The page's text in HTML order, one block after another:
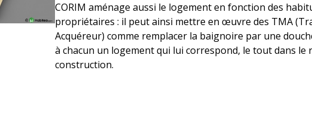
CORIM aménage aussi le logement en fonction des
propriétaires : il peut ainsi mettre en œuvre des TMA
Acquéreur) comme remplacer la baignoire par une
à chacun un logement qui lui correspond, le tout dans le
construction.